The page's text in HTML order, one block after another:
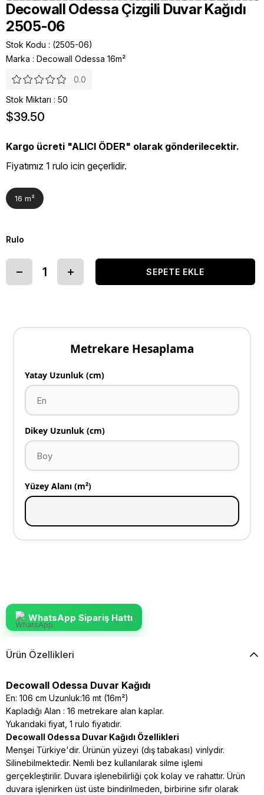
Decowall Odessa Çizgili Duvar Kağıdı
2505-06
Stok Kodu
(2505-06)
Marka : Decowall Odessa 16m²
0.0
Stok Miktarı : 50
$39.50
Kargo ücreti "ALICI ÖDER" olarak gönderilecektir.
Fiyatımız 1 rulo icin geçerlidir.
16 m²
Rulo
Metrekare Hesaplama
Yatay Uzunluk (cm)
Dikey Uzunluk (cm)
Yüzey Alanı (m²)
WhatsApp Sipariş Hattı
Ürün Özellikleri
Decowall Odessa Duvar Kağıdı
En: 106 cm Uzunluk:16 mt (16m²)
Kapladığı Alan : 16 metrekare alan kaplar.
Yukarıdaki fiyat, 1 rulo fiyatıdır.
Decowall Odessa Duvar Kağıdı Özellikleri
Menşei Türkiye'dir. Ürünün yüzeyi (dış tabakası) vinlydir.
Silinebilmektedir. Nemli bez kullanılarak silme işlemi
gerçekleştirilir. Duvara işlenebilirliği çok kolay ve rahattır. Ürün
duvara işlenirken üst üste bindirilmeden, birbirine sıfır olarak